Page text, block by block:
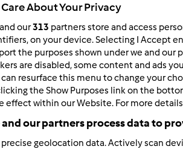
05/27/2013 - 17:57
wrote:
tez wczoraj ser żółty z przepisu
i po prostu bomba, cos innego na
Marzenko - z której książki, bo nie
Care About Your Privacy
our313 partners store and access
on your device. Selecting I Accept
the purposes shown under we and our
are disabled, some content and ads
can resurface this menu to change your
the Show Purposes link on the
effect within our Website. For more
and our partners process data to
precise geolocation data. Actively scan